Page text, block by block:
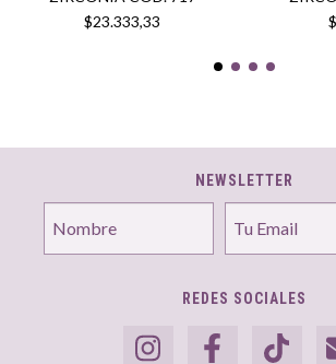
$23.333,33
NEWSLETTER
REDES SOCIALES